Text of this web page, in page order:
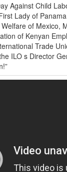
Against Child
Lady of
of Mexico,
of Kenyan
Trade
ILO s Director